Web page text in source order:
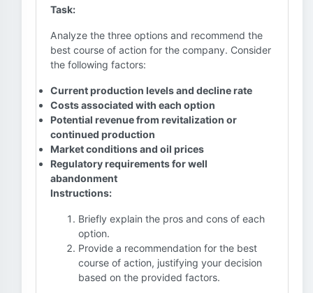
Task:
Analyze the three options and recommend the
best course of action for the company. Consider
the following factors:
Current production levels and decline rate
Costs associated with each option
Potential revenue from revitalization or
continued production
Market conditions and oil prices
Regulatory requirements for well
abandonment
Instructions:
Briefly explain the pros and cons of each
option.
Provide a recommendation for the best
course of action, justifying your decision
based on the provided factors.